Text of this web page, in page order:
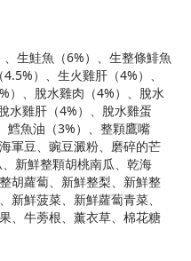
生鮭魚（6%）、生整條鯡魚
）、生火雞肝（4%）、
）、脫水雞肉（4%）、脫水
水雞肝（4%）、脫水雞蛋
鱈魚油（3%）、整顆鷹嘴
軍豆、豌豆澱粉、磨碎的芒
新鮮整顆胡桃南瓜、乾海
胡蘿蔔、新鮮整梨、新鮮整
新鮮菠菜、新鮮蘿蔔青菜、
、牛蒡根、薰衣草、棉花糖